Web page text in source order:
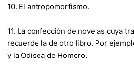
10. El antropomorfismo.
11. La confección de novelas cuya
recuerde la de otro libro. Por
y la Odisea de Homero.